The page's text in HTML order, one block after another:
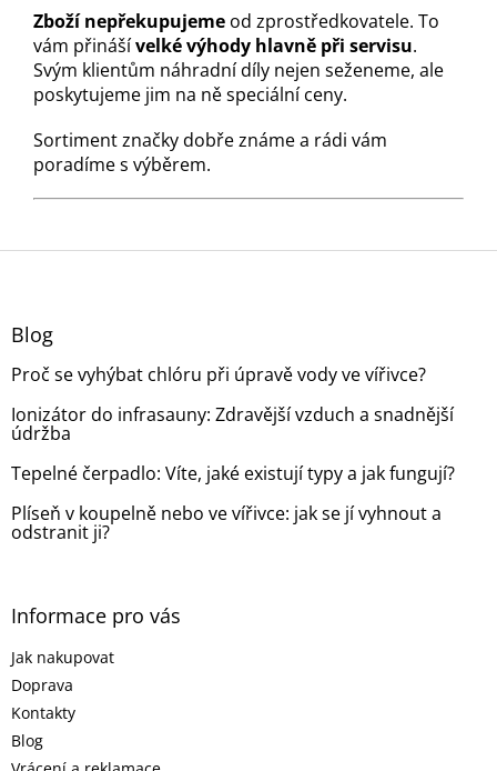
Zboží nepřekupujeme od zprostředkovatele. To
vám přinášívelké výhody hlavně při servisu.
Svým klientům náhradní díly nejen seženeme, ale
poskytujeme jim na ně speciální ceny.
Sortiment značky dobře známe a rádi vám
poradíme s výběrem.
Z
Blog
Proč se vyhýbat chlóru při úpravě vody ve vířivce?
Ionizátor do infrasauny: Zdravější vzduch a snadnější
údržba
Tepelné čerpadlo: Víte, jaké existují typy a jak fungují?
Plíseň v koupelně nebo ve vířivce: jak se jí vyhnout a
odstranit ji?
Informace pro vás
Jak nakupovat
Doprava
Kontakty
Blog